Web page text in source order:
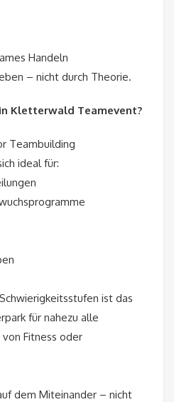
Handeln
– nicht durch Theorie.
Kletterwald Teamevent?
Teambuilding
ideal für:
ist das
für nahezu alle
Fitness oder
dem Miteinander – nicht